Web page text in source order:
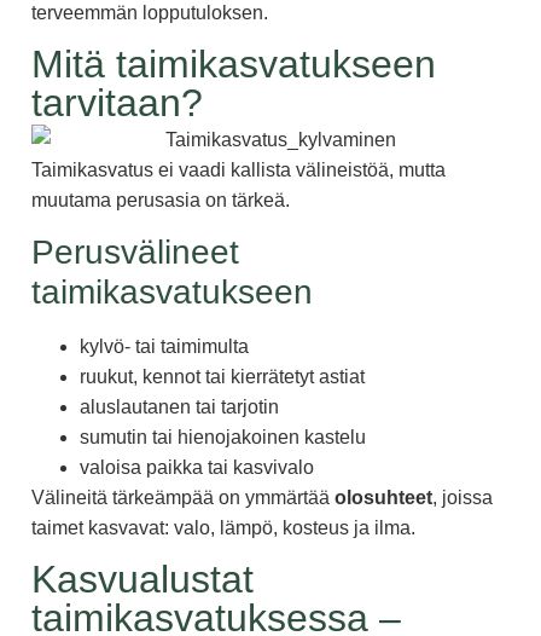
terveemmän lopputuloksen.
Mitä taimikasvatukseen
tarvitaan?
Taimikasvatus ei vaadi kallista välineistöä, mutta
muutama perusasia on tärkeä.
Perusvälineet
taimikasvatukseen
kylvö- tai taimimulta
ruukut, kennot tai kierrätetyt astiat
aluslautanen tai tarjotin
sumutin tai hienojakoinen kastelu
valoisa paikka tai kasvivalo
Välineitä tärkeämpää on ymmärtää olosuhteet, joissa
taimet kasvavat: valo, lämpö, kosteus ja ilma.
Kasvualustat
taimikasvatuksessa –